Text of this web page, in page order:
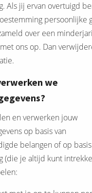
Als jij ervan overtuigd
persoonlijke
over een
ons op. Dan
we
en verwerken jouw
op basis van
belangen of op
(die je altijd kunt